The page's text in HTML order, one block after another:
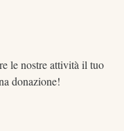
le nostre attività il tuo
donazione!